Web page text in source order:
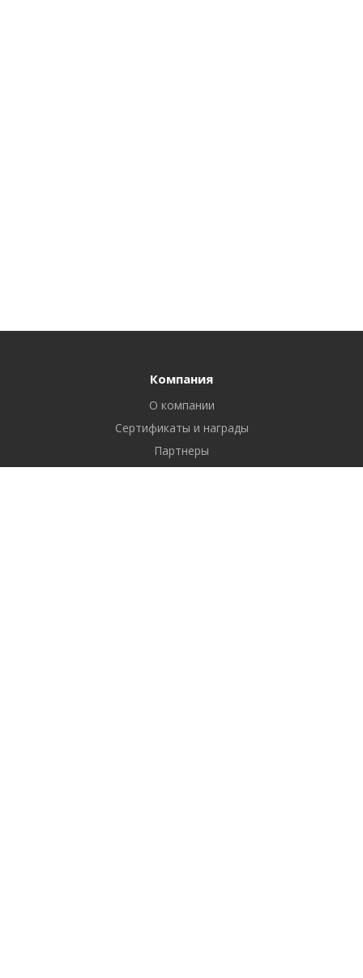
Компания
О компании
Сертификаты и награды
Партнеры